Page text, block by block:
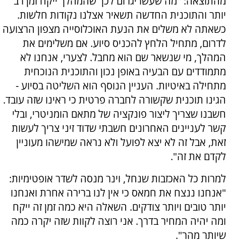
יותר והתוכנית החדשה תשאיר אצלנו נקודות חלשות.
כשאתה לא משלים את הנעת האוכלוסייה מצפון הרצועה
לדרום, מתחיל הלחץ להכניס סיוע. אם משלימים את
המהלך, מי שנשאר שם הוא מחבל. לצערי, אנחנו לא
מתמודדים עם הבעיה באופן נכון והתוכנית הנוכחית
מתחילה באיטיות. העניין הנוסף הוא השליטה בסיוע -
הגינו תוכנית שקשורה לחברה פרטית כי ראינו שזה עובד.
חשבנו שצריך ליצור פונקציה של מתאם הומניטרי, ובלי
קשר לעניינים האחרונים חשבתי שדוד זיני צריך לעשות
זאת, אבל זה לא יצא לפועל ולא נראה שמישהו מעוניין
לקדם את זה".
למרות כל האכזבות שנחל, וינר מנסה לשדר אופטימיות:
"אנחנו ננצח את חמאס כי אין לנו ברירה אחרת ואנחנו
יותר טובים ויותר צודקים. השאלה היא כמה זמן זה ייקח
ומה יהיה המחיר בדרך. אני רוצה לקוות שזה יקרה כמה
שיותר מהר".